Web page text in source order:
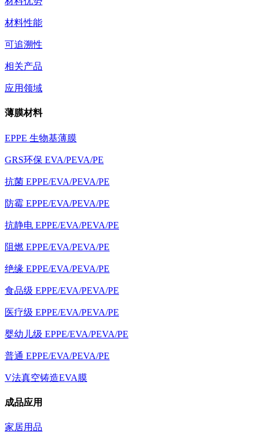
材料性能
可追溯性
相关产品
应用领域
薄膜材料
EPPE 生物基薄膜
GRS环保 EVA/PEVA/PE
抗菌 EPPE/EVA/PEVA/PE
防霉 EPPE/EVA/PEVA/PE
抗静电 EPPE/EVA/PEVA/PE
阻燃 EPPE/EVA/PEVA/PE
绝缘 EPPE/EVA/PEVA/PE
食品级 EPPE/EVA/PEVA/PE
医疗级 EPPE/EVA/PEVA/PE
婴幼儿级 EPPE/EVA/PEVA/PE
普通 EPPE/EVA/PEVA/PE
V法真空铸造EVA膜
成品应用
家居用品